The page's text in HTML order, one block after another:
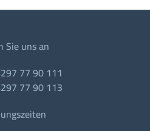
Sie uns an
77 90 111
77 90 113